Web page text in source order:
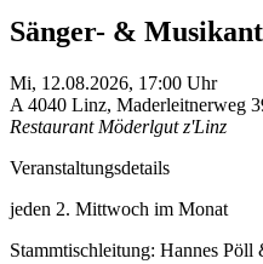
Sänger- &
Mi, 12.08.2026, 17:00 Uhr
A 4040 Linz, Maderleitnerweg
Restaurant Möderlgut z'Linz
Veranstaltungsdetails
jeden 2. Mittwoch im Monat
Stammtischleitung: Hannes